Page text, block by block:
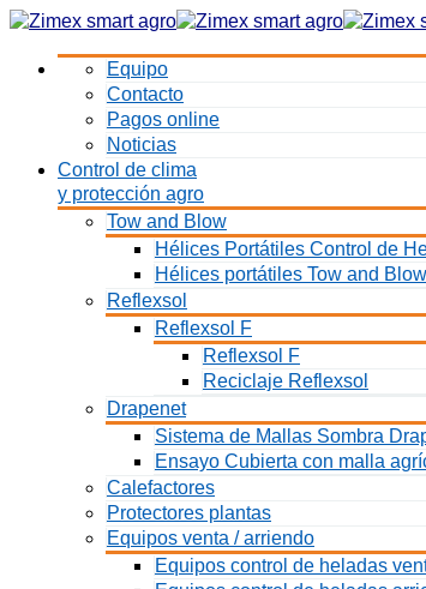
Equipo
Contacto
Pagos online
Noticias
Control de clima
y protección agro
Tow and Blow
Hélices Portátiles Control de
Hélices portátiles Tow and
Reflexsol
Reflexsol F
Reflexsol F
Reciclaje Reflexsol
Drapenet
Sistema de Mallas Sombra
Ensayo Cubierta con malla
Calefactores
Protectores plantas
Equipos venta / arriendo
Equipos control de heladas